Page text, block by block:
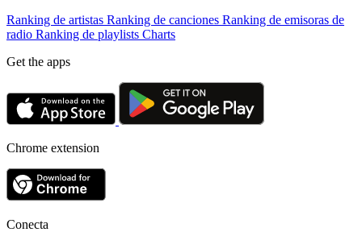
Ranking de artistas Ranking de canciones Ranking de emisoras de
radio Ranking de playlists Charts
Get the apps
Chrome extension
Conecta